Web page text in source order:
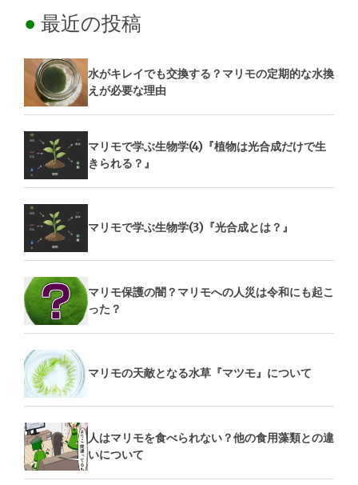
最近の投稿
水がキレイでも交換する？マリモの定期的な水換
えが必要な理由
マリモで学ぶ生物学(4)『植物は光合成だけで生
きられる？』
マリモで学ぶ生物学(3)『光合成とは？』
マリモ保護の闇？マリモへの人災は令和にも起こ
った？
マリモの天敵となる水草『マツモ』について
人はマリモを食べられない？他の食用藻類との違
いについて